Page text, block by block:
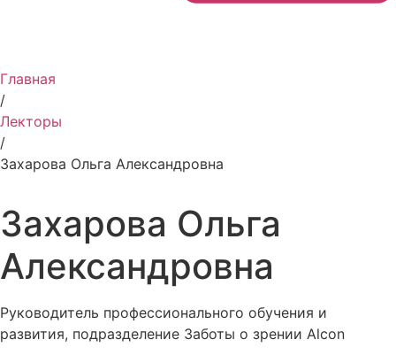
Главная
/
Лекторы
/
Захарова Ольга Александровна
Захарова Ольга
Александровна
Руководитель профессионального обучения и
развития, подразделение Заботы о зрении Alcon